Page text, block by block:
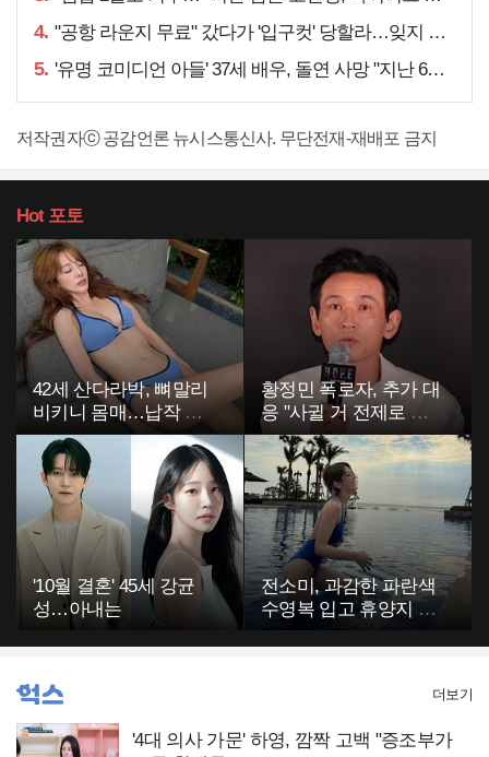
4. "공항 라운지 무료" 갔다가 '입구컷' 당할라…잊지 말아야 할 것
5. '유명 코미디언 아들' 37세 배우, 돌연 사망 "지난 6월에도…"
저작권자ⓒ 공감언론 뉴시스통신사. 무단전재-재배포 금지
Hot포토
42세 산다라박, 뼈말리
비키니 몸매…납작 복
부에 깜짝
황정민 폭로자, 추가 대
응 "사귈 거 전제로 하
고…"
'10월 결혼' 45세 강균
성…아내는
전소미, 과감한 파란색
수영복 입고 휴양지 포
'4대 의사 가문' 하영, 깜짝 고백 "증조부가
더보기